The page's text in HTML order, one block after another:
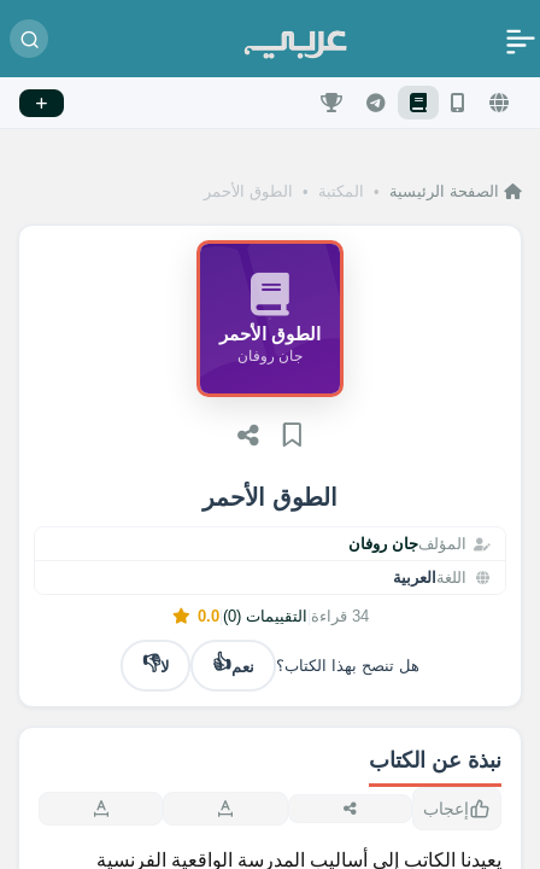
الصفحة الرئيسية • المكتبة • الطوق الأحمر
الطوق الأحمر
المؤلفجان روفان
اللغة العربية
34 قراءة التقييمات (0) |
0.0
هل تنصح بهذا الكتاب؟ نعم👍 لا👎
الطوق الأحمر
جان روفان
نبذة عن الكتاب
إعجاب
یعیدنا الكاتب إلى أسالیب المدرسة الواقعیة الفرنسیة